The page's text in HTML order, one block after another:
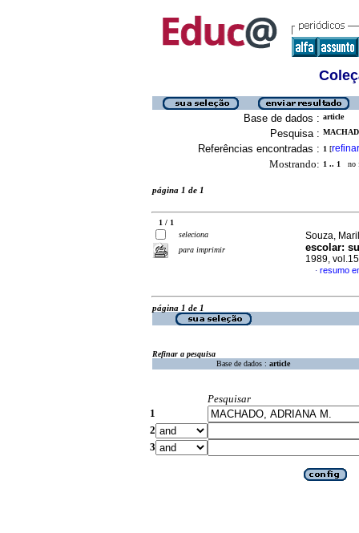
Base de dados : article
Pesquisa :
Referências encontradas : 1 [refinar
Mostrando: 1 .. 1 no
página 1 de 1
1 / 1
seleciona
para imprimir
Souza,
escolar:
1989,
· resumo
página 1 de 1
Refinar a pesquisa
Base de dados : article
Pesquisar
1
2
3